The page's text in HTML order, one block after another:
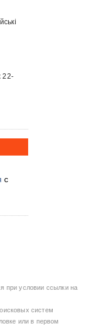
22-
с
при условии ссылки на
систем
или в первом